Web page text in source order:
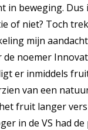
in beweging. Dus
of niet? Toch
mijn
de noemer
er inmiddels
van een
fruit langer
in de VS had